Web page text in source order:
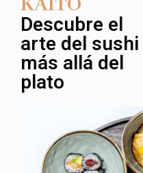
Descubre el
arte del sushi
más allá del
plato